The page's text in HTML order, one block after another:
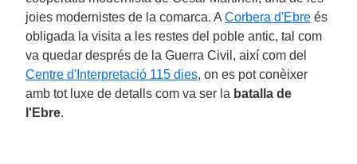
joies modernistes de la comarca. A Corbera d'Ebre és
obligada la visita a les restes del poble antic, tal com
va quedar després de la Guerra Civil, així com del
Centre d'Interpretació 115 dies, on es pot conèixer
amb tot luxe de detalls com va ser la batalla de
l'Ebre.